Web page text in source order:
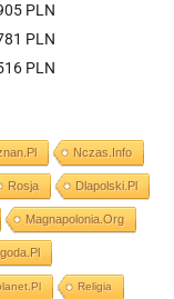
PLN
PLN
PLN
Nczas.info
Rosja Dlapolski.pl
Magnapolonia.org
Religia